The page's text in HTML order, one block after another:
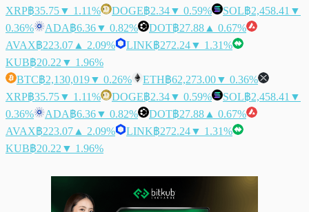
XRP฿35.75▼ 1.11% DOGE฿2.34▼ 0.59% SOL฿2,458.41 ▼
0.36%
ADA฿6.36▼ 0.82% DOT฿27.88 ▲ 0.67%
AVAX฿223.07 ▲ 2.09% LINK฿272.24▼ 1.31%
KUB฿20.22 ▼ 1.96%
BTC฿2,130,019▼ 0.26% ETH฿62,273.00▼ 0.36%
XRP฿35.75▼ 1.11% DOGE฿2.34▼ 0.59% SOL฿2,458.41 ▼
0.36%
ADA฿6.36▼ 0.82% DOT฿27.88 ▲ 0.67%
AVAX฿223.07 ▲ 2.09% LINK฿272.24▼ 1.31%
KUB฿20.22 ▼ 1.96%